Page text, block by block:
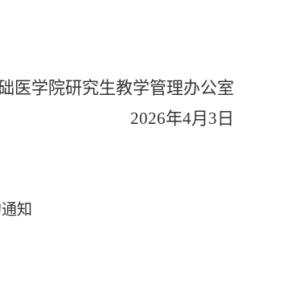
医学院研究生教学管理办公室
2026年4月 3 日
知